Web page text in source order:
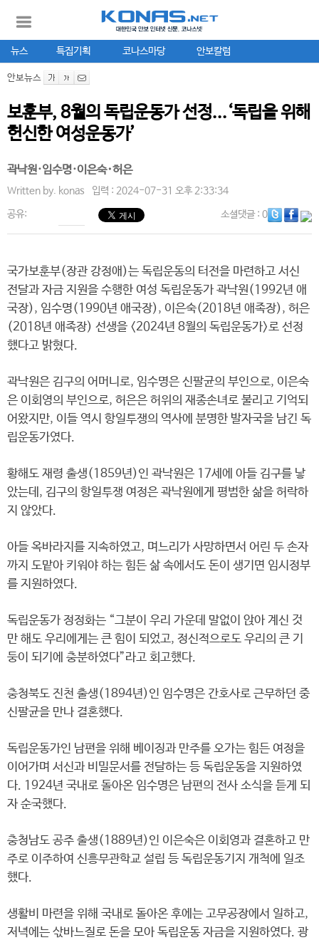
뉴스 특집기획 코나스마당 안보칼럼
안보뉴스
보훈부, 8월의 독립운동가 선정...‘독립을 위해
헌신한 여성운동가’
곽낙원·임수명·이은숙･허은
Written by. konas 입력 : 2024-07-31 오후 2:33:34
공유: 소셜댓글: 0
국가보훈부(장관 강정애)는 독립운동의 터전을 마련하고 서신
전달과 자금 지원을 수행한 여성 독립운동가 곽낙원(1992년 애
국장), 임수명(1990년 애국장), 이은숙(2018년 애족장), 허은
(2018년 애족장) 선생을 <2024년 8월의 독립운동가>로 선정
했다고 밝혔다.
곽낙원은 김구의 어머니로, 임수명은 신팔균의 부인으로, 이은숙
은 이회영의 부인으로, 허은은 허위의 재종손녀로 불리고 기억되
어왔지만, 이들 역시 항일투쟁의 역사에 분명한 발자국을 남긴 독
립운동가였다.
황해도 재령 출생(1859년)인 곽낙원은 17세에 아들 김구를 낳
았는데, 김구의 항일투쟁 여정은 곽낙원에게 평범한 삶을 허락하
지 않았다.
아들 옥바라지를 지속하였고, 며느리가 사망하면서 어린 두 손자
까지 도맡아 키워야 하는 힘든 삶 속에서도 돈이 생기면 임시정부
를 지원하였다.
독립운동가 정정화는 “그분이 우리 가운데 말없이 앉아 계신 것
만 해도 우리에게는 큰 힘이 되었고, 정신적으로도 우리의 큰 기
둥이 되기에 충분하였다”라고 회고했다.
충청북도 진천 출생(1894년)인 임수명은 간호사로 근무하던 중
신팔균을 만나 결혼했다.
독립운동가인 남편을 위해 베이징과 만주를 오가는 힘든 여정을
이어가며 서신과 비밀문서를 전달하는 등 독립운동을 지원하였
다. 1924년 국내로 돌아온 임수명은 남편의 전사 소식을 듣게 되
자 순국했다.
충청남도 공주 출생(1889년)인 이은숙은 이회영과 결혼하고 만
주로 이주하여 신흥무관학교 설립 등 독립운동기지 개척에 일조
했다.
생활비 마련을 위해 국내로 돌아온 후에는 고무공장에서 일하고,
저녁에는 삯바느질로 돈을 모아 독립운동 자금을 지원하였다. 광